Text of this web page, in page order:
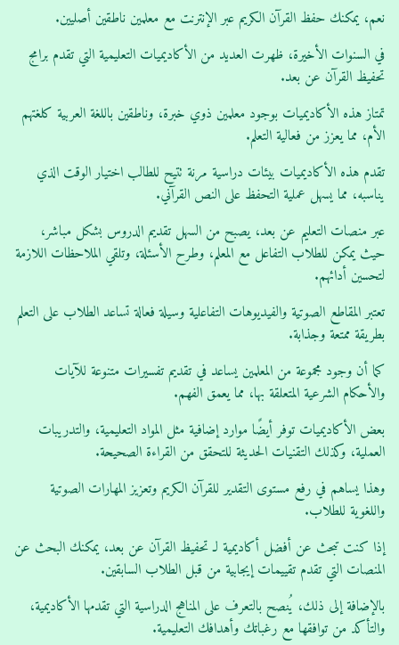
نعم، يمكنك حفظ القرآن الكريم عبر الإنترنت مع معلمين ناطقين أصليين.
في السنوات الأخيرة، ظهرت العديد من الأكاديميات التعليمية التي تقدم برامج
تحفيظ القرآن عن بعد.
تمتاز هذه الأكاديميات بوجود معلمين ذوي خبرة، وناطقين باللغة العربية كلغتهم
الأم، مما يعزز من فعالية التعلم.
تقدم هذه الأكاديميات بيئات دراسية مرنة تتيح للطالب اختيار الوقت الذي
يناسبه، مما يسهل عملية التحفظ على النص القرآني.
عبر منصات التعليم عن بعد، يصبح من السهل تقديم الدروس بشكل مباشر،
حيث يمكن للطلاب التفاعل مع المعلم، وطرح الأسئلة، وتلقي الملاحظات اللازمة
لتحسين أدائهم.
تعتبر المقاطع الصوتية والفيديوهات التفاعلية وسيلة فعالة تساعد الطلاب على التعلم
بطريقة ممتعة وجذابة.
كما أن وجود مجموعة من المعلمين يساعد في تقديم تفسيرات متنوعة للآيات
والأحكام الشرعية المتعلقة بها، مما يعمق الفهم.
بعض الأكاديميات توفر أيضًا موارد إضافية مثل المواد التعليمية، والتدريبات
العملية، وكذلك التقنيات الحديثة للتحقق من القراءة الصحيحة.
وهذا يساهم في رفع مستوى التقدير للقرآن الكريم وتعزيز المهارات الصوتية
واللغوية للطلاب.
إذا كنت تبحث عن أفضل أكاديمية لـ تحفيظ القرآن عن بعد، يمكنك البحث عن
المنصات التي تقدم تقييمات إيجابية من قبل الطلاب السابقين.
بالإضافة إلى ذلك، يُنصح بالتعرف على المناهج الدراسية التي تقدمها الأكاديمية،
والتأكد من توافقها مع رغباتك وأهدافك التعليمية.